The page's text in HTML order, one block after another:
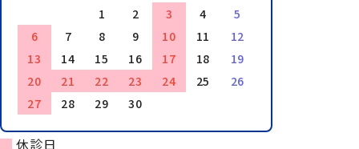
1
2 3 4
5
6
7 8 9 10 11
12
13
14 15 16 17 18
19
20
21 22 23 24 25
26
27
28 29 30
休診日